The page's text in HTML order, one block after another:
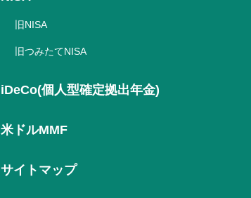
旧NISA
旧つみたてNISA
iDeCo(個人型確定拠出年金)
米ドルMMF
サイトマップ